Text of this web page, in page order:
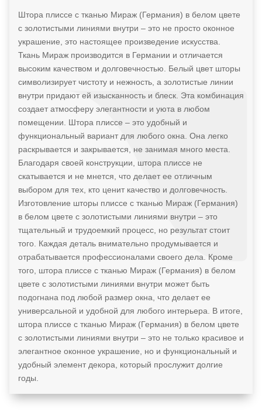
Штора плиссе с тканью Мираж (Германия) в белом цвете
с золотистыми линиями внутри – это не просто оконное
украшение, это настоящее произведение искусства.
Ткань Мираж производится в Германии и отличается
высоким качеством и долговечностью. Белый цвет шторы
символизирует чистоту и нежность, а золотистые линии
внутри придают ей изысканность и блеск. Эта комбинация
создает атмосферу элегантности и уюта в любом
помещении. Штора плиссе – это удобный и
функциональный вариант для любого окна. Она легко
раскрывается и закрывается, не занимая много места.
Благодаря своей конструкции, штора плиссе не
скатывается и не мнется, что делает ее отличным
выбором для тех, кто ценит качество и долговечность.
Изготовление шторы плиссе с тканью Мираж (Германия)
в белом цвете с золотистыми линиями внутри – это
тщательный и трудоемкий процесс, но результат стоит
того. Каждая деталь внимательно продумывается и
отрабатывается профессионалами своего дела. Кроме
того, штора плиссе с тканью Мираж (Германия) в белом
цвете с золотистыми линиями внутри может быть
подогнана под любой размер окна, что делает ее
универсальной и удобной для любого интерьера. В итоге,
штора плиссе с тканью Мираж (Германия) в белом цвете
с золотистыми линиями внутри – это не только красивое и
элегантное оконное украшение, но и функциональный и
удобный элемент декора, который прослужит долгие
годы.